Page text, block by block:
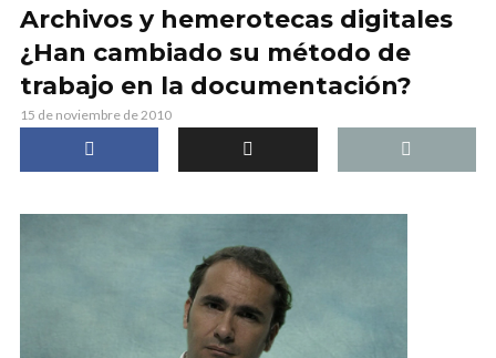
Archivos y hemerotecas digitales
¿Han cambiado su método de
trabajo en la documentación?
15 de noviembre de 2010